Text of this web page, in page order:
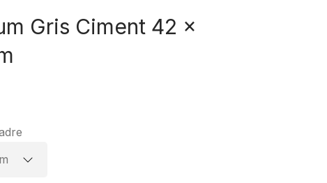
Gris Ciment 42 x